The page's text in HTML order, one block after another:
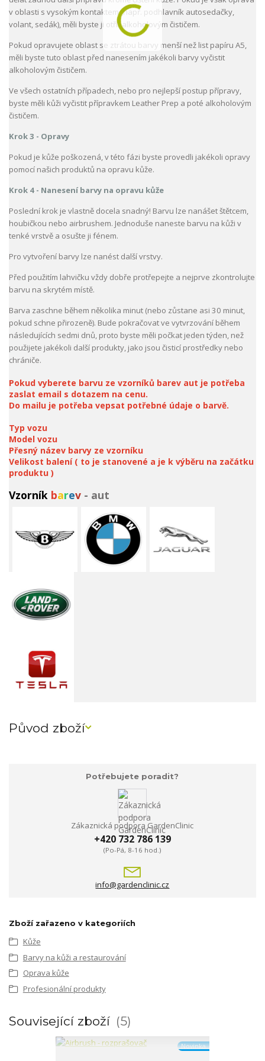
v oblasti s vysokým kontaktem (např. podhlavník autosedačky,
volant, sedák), měli byste ji otřít alkoholovým čističem.
Pokud opravujete oblast se ztrátou barvy menší než list papíru A5,
měli byste tuto oblast před nanesením jakékoli barvy vyčistit
alkoholovým čističem.
Ve všech ostatních případech, nebo pro nejlepší postup přípravy,
byste měli kůži vyčistit přípravkem Leather Prep a poté alkoholovým
čističem.
Krok 3 - Opravy
Pokud je kůže poškozená, v této fázi byste provedli jakékoli opravy
pomocí našich produktů na opravu kůže.
Krok 4 - Nanesení barvy na opravu kůže
Poslední krok je vlastně docela snadný! Barvu lze nanášet štětcem,
houbičkou nebo airbrushem. Jednoduše naneste barvu na kůži v
tenké vrstvě a osušte ji fénem.
Pro vytvoření barvy lze nanést další vrstvy.
Před použitím lahvičku vždy dobře protřepejte a nejprve zkontrolujte
barvu na skrytém místě.
Barva zaschne během několika minut (nebo zůstane asi 30 minut,
pokud schne přirozeně). Bude pokračovat ve vytvrzování během
následujících sedmi dnů, proto byste měli počkat jeden týden, než
použijete jakékoli další produkty, jako jsou čisticí prostředky nebo
chrániče.
Pokud vyberete barvu ze vzorníků barev aut je potřeba
zaslat email s dotazem na cenu.
Do mailu je potřeba vepsat potřebné údaje o barvě.
Typ vozu
Model vozu
Přesný název barvy ze vzorníku
Velikost balení ( to je stanovené a je k výběru na začátku
produktu )
Vzorník barev - aut
Původ zboží
Potřebujete poradit?
Zákaznická podpora GardenClinic
+420 732 786 139
(Po-Pá, 8-16 hod.)
info@gardenclinic.cz
Zboží zařazeno v kategoriích
Kůže
Barvy na kůži a restaurování
Oprava kůže
Profesionální produkty
Související zboží 5
Novinka